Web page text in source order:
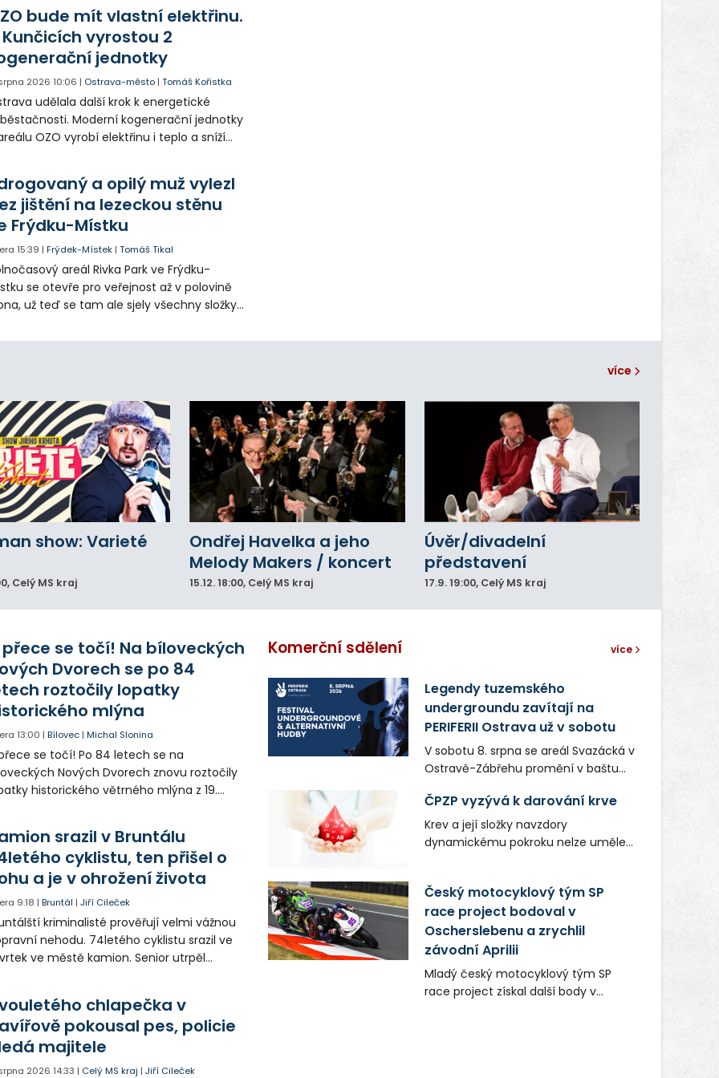
bude mít vlastní elektřinu.
Kunčicích vyrostou 2
jednotky
2026 10:06 | Ostrava-město |Tomáš Kořistka
udělala další krok k energetické
Moderní kogenerační jednotky
OZO vyrobí elektřinu i teplo a sníží
a opilý muž vylezl
jištění na lezeckou stěnu
Frýdku-Místku
15:39 |Frýdek-Místek |Tomáš Tikal
areál Rivka Park ve Frýdku-
se otevře pro veřejnost až v polovině
už teď se tam ale sjely všechny složky
opilého muže pod vlivem drog do
více
show: Varieté
, Celý MS kraj
Ondřej Havelka a jeho
Melody Makers / koncert
15.12.18:00, Celý MS kraj
Úvěr/divadelní
představení
17.9. 19:00, Celý MS kraj
přece se točí! Na bíloveckých
Dvorech se po 84
roztočily lopatky
mlýna
13:00 |Bílovec |Michal Slonina
se točí! Po 84 letech se na
Nových Dvorech znovu roztočily
historického větrného mlýna z 19.
srazil v Bruntálu
cyklistu, ten přišel o
a je v ohrožení života
9:18 |Bruntál |Jiří Cileček
kriminalisté prověřují velmi vážnou
nehodu. 74letého cyklistu srazil ve
ve městě kamion. Senior utrpěl
případné svědky.chlapečka v
pokousal pes, policie
majitele
2026 14:33 | Celý MS kraj |Jiří Cileček
Komerční sdělení více
Legendy tuzemského
undergroundu zavítají na
PERIFERII Ostrava už v sobotu
V sobotu 8. srpna se areál Svazácká v
Ostravě-Zábřehu promění v baštu
hudby. Uskuteční se zde totiž první
ročník festivalu PERIFERIE Ostrava.
Brány areálu se otevřou půlhodinu po
Vstupenky v ceně 450 Kč jsou v
prodeji.
ČPZP vyzývá k darování krve
Krev a její složky navzdory
dynamickému pokroku nelze uměle
nenahraditelnou tělní tekutinu
neobejde. Naléhavá potřeba doplnit
krevní zásoby nastává vždy v létě,
kdy stoupá počet úrazů. Česká
průmyslová zdravotní pojišťovna
(ČPZP) apeluje na všechny, kteří se
těší dobrému zdraví, aby se stali
Český motocyklový tým SP
race project bodoval v
Oscherslebenu a zrychlil
závodní Aprilii
Mladý český motocyklový tým SP
race project získal další body v